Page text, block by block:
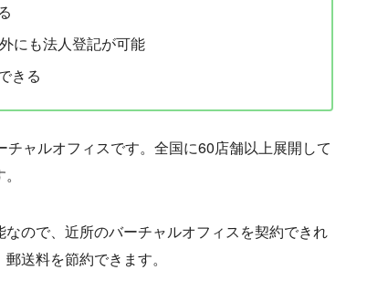
にも法人登記が可能
きる
ャルオフィスです。全国に60店舗以上展開して
ので、近所のバーチャルオフィスを契約できれ
送料を節約できます。